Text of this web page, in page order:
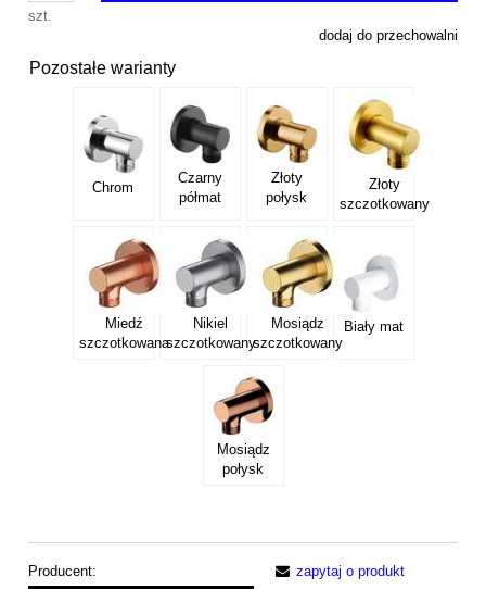
szt.
dodaj do przechowalni
Pozostałe warianty
Chrom
Czarny
półmat
Złoty
połysk
Złoty
szczotkowany
Miedź
szczotkowana
Nikiel
szczotkowany
Mosiądz
szczotkowany
Biały mat
Mosiądz
połysk
Producent:
zapytaj o produkt